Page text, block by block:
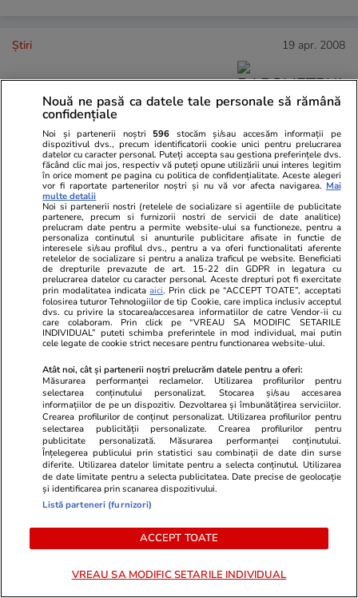
Ştiri 19 apr. 2008
BAROMETRUL VEDETELOR
12 apr. 2008
BAROMETRUL VEDETELOR
1 2 ••• 8
Libertatea.ro
Ultimele știri
Știri România
Infrastructura
Război Iran
Divertisment
Muzică și Filme
Horoscop
Retete culinare
știri
Nouă ne pasă ca datele tale personale să rămână
confidențiale
Noi și partenerii noștri 596 stocăm și/sau accesăm informații pe
dispozitivul dvs., precum identificatorii cookie unici pentru prelucrarea
datelor cu caracter personal. Puteți accepta sau gestiona preferințele dvs.
făcând clic mai jos, respectiv vă puteți opune utilizării unui interes legitim
în orice moment pe pagina cu politica de confidențialitate. Aceste alegeri
vor fi raportate partenerilor noștri și nu vă vor afecta navigarea. Mai
multe detalii
Noi si partenerii nostri (retelele de socializare si agentiile de publicitate
partenere, precum si furnizorii nostri de servicii de date analitice)
prelucram date pentru a permite website-ului sa functioneze, pentru a
personaliza continutul si anunturile publicitare afisate in functie de
interesele si/sau profilul dvs., pentru a va oferi functionalitati aferente
retelelor de socializare si pentru a analiza traficul pe website. Beneficiati
de drepturile prevazute de art. 15-22 din GDPR in legatura cu
prelucrarea datelor cu caracter personal. Aceste drepturi pot fi exercitate
prin modalitatea indicataaici. Prin click pe “ACCEPT TOATE”, acceptati
folosirea tuturor Tehnologiilor de tip Cookie, care implica inclusiv acceptul
dvs. cu privire la stocarea/accesarea informatiilor de catre Vendor-ii cu
care colaboram. Prin click pe “VREAU SA MODIFIC SETARILE
INDIVIDUAL” puteti schimba preferintele in mod individual, mai putin
cele legate de cookie strict necesare pentru functionarea website-ului.
Atât noi, cât și partenerii noștri prelucrăm datele pentru a oferi:
Măsurarea performanței reclamelor. Utilizarea profilurilor pentru
selectarea conținutului personalizat. Stocarea și/sau accesarea
informațiilor de pe un dispozitiv. Dezvoltarea și îmbunătățirea serviciilor.
Crearea profilurilor de conținut personalizat. Utilizarea profilurilor pentru
selectarea publicității personalizate. Crearea profilurilor pentru
publicitate personalizată. Măsurarea performanței conținutului.
Înțelegerea publicului prin statistici sau combinații de date din surse
diferite. Utilizarea datelor limitate pentru a selecta conținutul. Utilizarea
de date limitate pentru a selecta publicitatea. Date precise de geolocație
și identificarea prin scanarea dispozitivului.
Listă parteneri (furnizori)
ACCEPT TOATE
VREAU SA MODIFIC SETARILE INDIVIDUAL